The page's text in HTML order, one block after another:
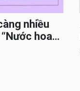
nhiều
hoa